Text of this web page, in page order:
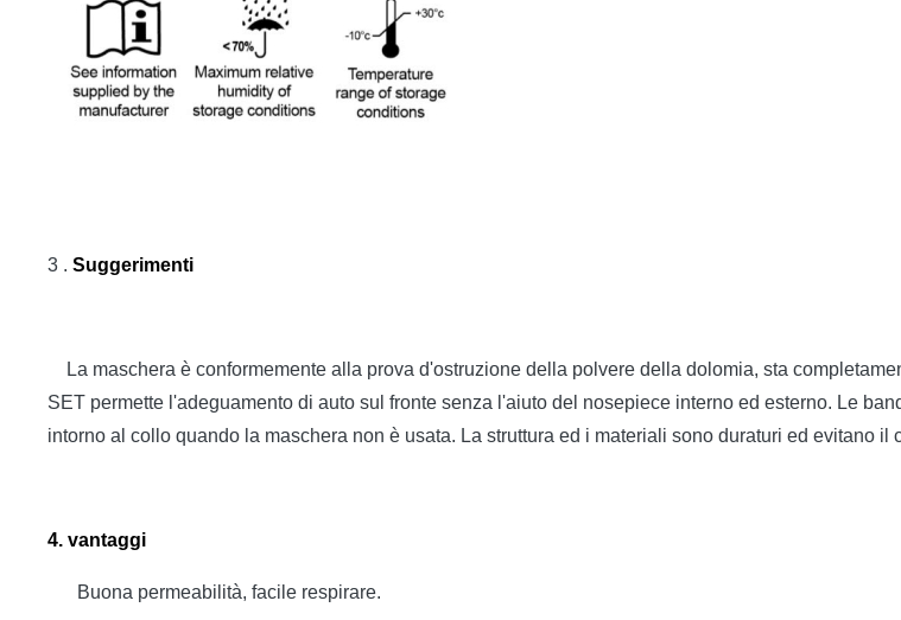
3 . Suggerimenti
La maschera è conformemente alla prova d'ostruzione della polvere della dolomia, sta
SET permette l'adeguamento di auto sul fronte senza l'aiuto del nosepiece interno ed esterno. Le
intorno al collo quando la maschera non è usata. La struttura ed i materiali sono duraturi ed evitano il
4. vantaggi
Buona permeabilità, facile respirare.